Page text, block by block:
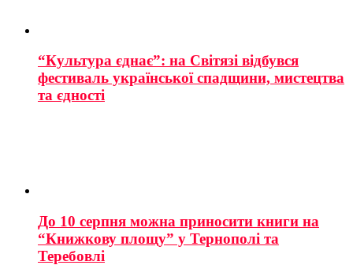
“Культура єднає”: на Світязі відбувся
фестиваль української спадщини, мистецтва
та єдності
До 10 серпня можна приносити книги на
“Книжкову площу” у Тернополі та
Теребовлі